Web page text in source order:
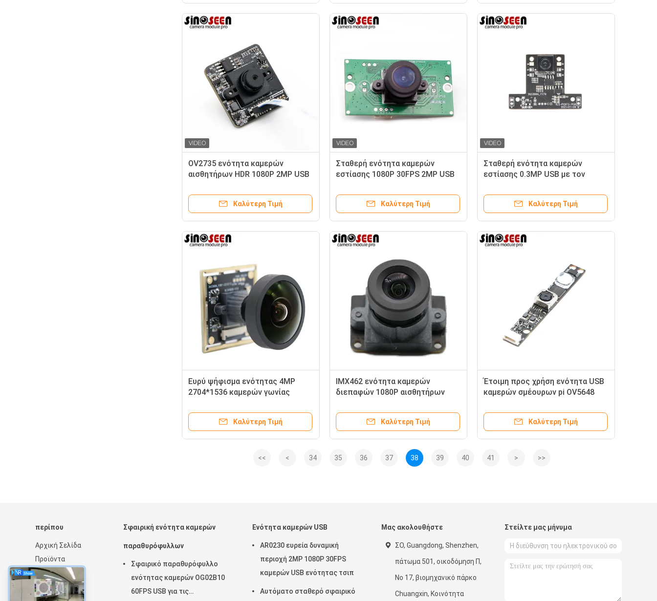
OV2735 ενότητα καμερών
αισθητήρων HDR 1080P 2MP USB
Καλύτερη Τιμή
Σταθερή ενότητα καμερών
εστίασης 1080P 30FPS 2MP USB
Καλύτερη Τιμή
Σταθερή ενότητα καμερών
εστίασης 0.3MP USB με τον
Καλύτερη Τιμή
Ευρύ ψήφισμα ενότητας 4MP
2704*1536 καμερών γωνίας
Καλύτερη Τιμή
IMX462 ενότητα καμερών
διεπαφών 1080P αισθητήρων
δράσης
Καλύτερη Τιμή
Έτοιμη προς χρήση ενότητα USB
καμερών σμέουρων pi OV5648
προσώπου
Καλύτερη Τιμή
<< < 34 35 36 37 38 39 40 41 > >>
περίπου
Αρχική Σελίδα
Προϊόντα
Εμφάνιση VR
Σχετικά με εμάς
Σφαιρική ενότητα καμερών
παραθυρόφυλλων
Σφαιρικό παραθυρόφυλλο
ενότητας καμερών OG02B10
60FPS USB για τις
Ενότητα καμερών USB
AR0230 ευρεία δυναμική
περιοχή 2MP 1080P 30FPS
καμερών USB ενότητας τσιπ
Αυτόματο σταθερό σφαιρικό
Μας ακολουθήστε
ΣΟ, Guangdong, Shenzhen,
πάτωμα 501, οικοδόμηση Π,
Νο 17, βιομηχανικό πάρκο
Chuangxin, Κοινότητα
Στείλτε μας μήνυμα